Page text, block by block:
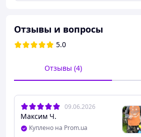
Отзывы и вопросы
5.0
Отзывы (4)
09.06.2026
Максим Ч.
Куплено на Prom.ua